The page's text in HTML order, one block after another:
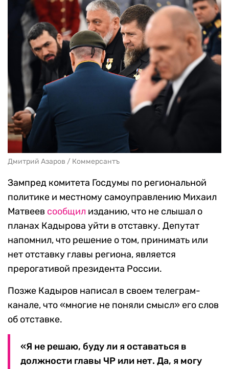
Дмитрий Азаров / Коммерсантъ
Зампред комитета Госдумы по региональной
политике и местному самоуправлению Михаил
Матвеев сообщил изданию, что не слышал о
планах Кадырова уйти в отставку. Депутат
напомнил, что решение о том, принимать или
нет отставку главы региона, является
прерогативой президента России.
Позже Кадыров написал в своем телеграм-
канале, что «многие не поняли смысл» его слов
об отставке.
«Я не решаю, буду ли я оставаться в
должности главы ЧР или нет. Да, я могу